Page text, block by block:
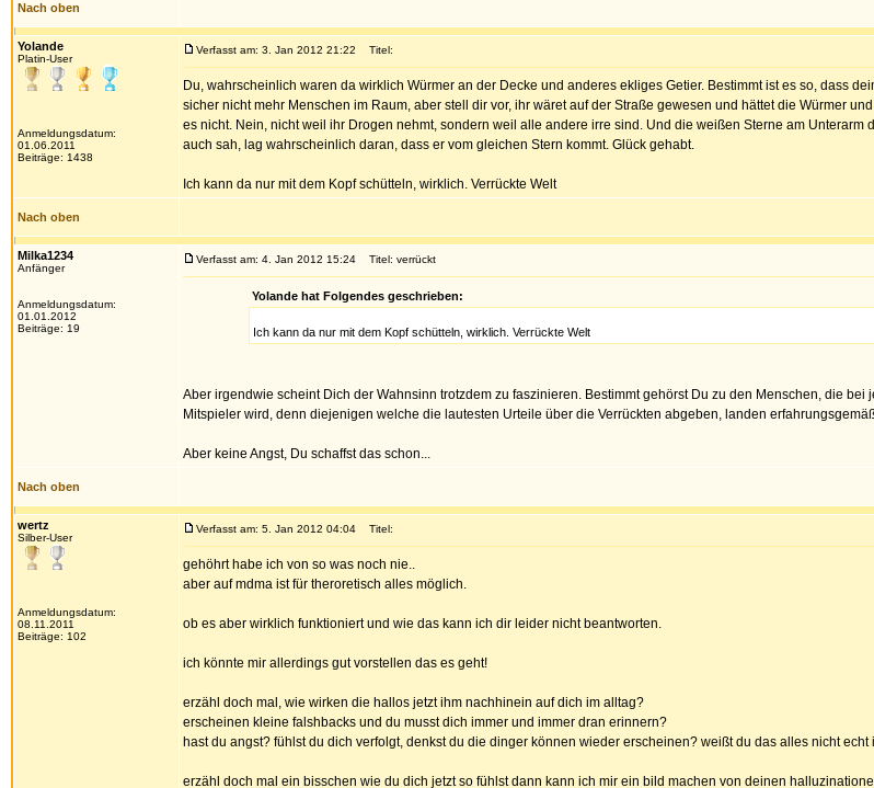
Nach oben
Yolande
Platin-User
Anmeldungsdatum:
01.06.2011
Beiträge: 1438
Verfasst am: 3. Jan 2012 21:22 Titel:
Du, wahrscheinlich waren da wirklich Würmer an der Decke und anderes ekliges Getier. Bestimmt ist es so, dass
sicher nicht mehr Menschen im Raum, aber stell dir vor, ihr wäret auf der Straße gewesen und hättet die Würmer
es nicht. Nein, nicht weil ihr Drogen nehmt, sondern weil alle andere irre sind. Und die weißen Sterne am
auch sah, lag wahrscheinlich daran, dass er vom gleichen Stern kommt. Glück gehabt.
Ich kann da nur mit dem Kopf schütteln, wirklich. Verrückte Welt
Nach oben
Milka1234
Anfänger
Anmeldungsdatum:
01.01.2012
Beiträge: 19
Verfasst am: 4. Jan 2012 15:24 Titel: verrückt
Yolande hat Folgendes geschrieben:
Ich kann da nur mit dem Kopf schütteln, wirklich. Verrückte Welt
Aber irgendwie scheint Dich der Wahnsinn trotzdem zu faszinieren. Bestimmt gehörst Du zu den Menschen, die
Mitspieler wird, denn diejenigen welche die lautesten Urteile über die Verrückten abgeben, landen
Aber keine Angst, Du schaffst das schon...
Nach oben
wertz
Silber-User
Anmeldungsdatum:
08.11.2011
Beiträge: 102
Verfasst am: 5. Jan 2012 04:04 Titel:
gehöhrt habe ich von so was noch nie..
aber auf mdma ist für theroretisch alles möglich.
ob es aber wirklich funktioniert und wie das kann ich dir leider nicht beantworten.
ich könnte mir allerdings gut vorstellen das es geht!
erzähl doch mal, wie wirken die hallos jetzt ihm nachhinein auf dich im alltag?
erscheinen kleine falshbacks und du musst dich immer und immer dran erinnern?
hast du angst? fühlst du dich verfolgt, denkst du die dinger können wieder erscheinen? weißt du das alles nicht echt
erzähl doch mal ein bisschen wie du dich jetzt so fühlst dann kann ich mir ein bild machen von deinen